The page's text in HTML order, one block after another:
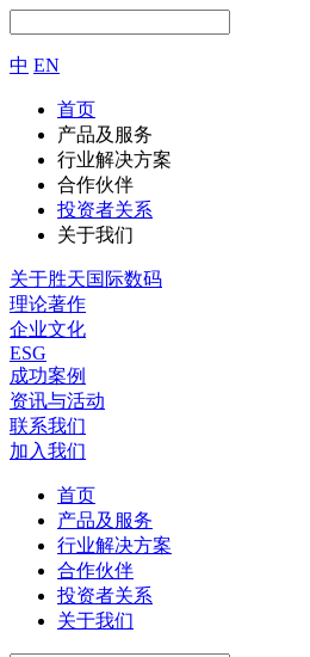
中 EN
首页
产品及服务
行业解决方案
合作伙伴
投资者关系
关于我们
关于胜天国际数码
理论著作
企业文化
ESG
成功案例
资讯与活动
联系我们
加入我们
首页
产品及服务
行业解决方案
合作伙伴
投资者关系
关于我们